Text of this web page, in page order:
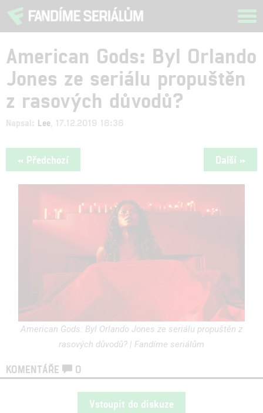
American Gods: Byl Orlando
Jones ze seriálu propuštěn
z rasových důvodů?
Napsal: Lee , 17.12.2019 18:38
« Předchozí Další »
American Gods: Byl Orlando Jones ze seriálu propuštěn z
rasových důvodů? | Fandíme seriálům
KOMENTÁŘE 0
Vstoupit do diskuze